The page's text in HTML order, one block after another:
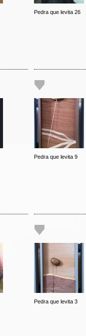
Pedra que levita 26
Pedra que levita 9
Pedra que levita 3